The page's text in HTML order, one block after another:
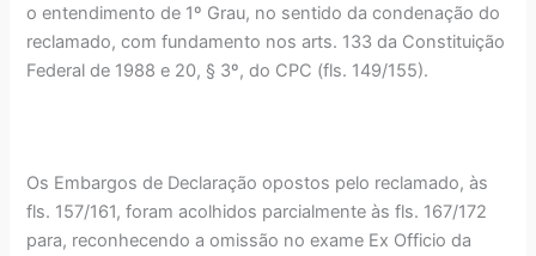
o entendimento de 1º Grau, no sentido da condenação do
reclamado, com fundamento nos arts. 133 da Constituição
Federal de 1988 e 20, § 3º, do CPC (fls. 149/155).
Os Embargos de Declaração opostos pelo reclamado, às
fls. 157/161, foram acolhidos parcialmente às fls. 167/172
para, reconhecendo a omissão no exame Ex Officio da